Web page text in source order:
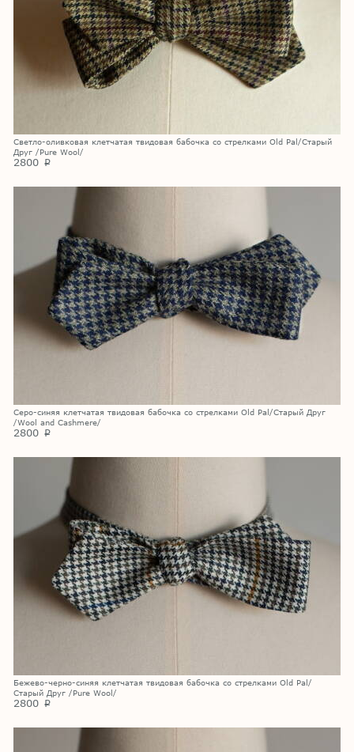
Светло-оливковая клетчатая твидовая бабочка со стрелками Old Pal/Старый
Друг /Pure Wool/
2800 p
Серо-синяя клетчатая твидовая бабочка со стрелками Old Pal/Старый Друг
/Wool and Cashmere/
2800 p
Бежево-черно-синяя клетчатая твидовая бабочка со стрелками Old Pal/
Старый Друг /Pure Wool/
2800 p